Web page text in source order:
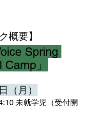
概要】
Spring
」
（月）
未就学児（受付開